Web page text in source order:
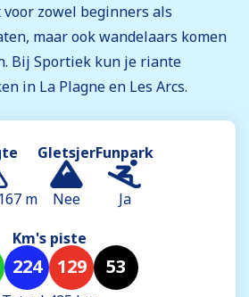
zowel beginners als
maar ook wandelaars komen
Bij Sportiek kun je riante
in La Plagne en Les Arcs.
m
Gletsjer
Nee
Funpark
Ja
Km's piste
224 129 53